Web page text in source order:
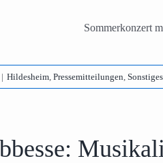
Sommerkonzert
| Hildesheim, Pressemitteilungen, Sonstiges